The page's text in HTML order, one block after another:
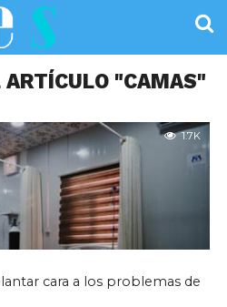
ARTÍCULO "CAMAS"
1.7K
cara a los problemas de